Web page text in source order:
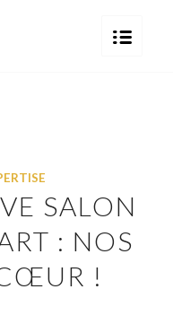
SALON
: NOS
!